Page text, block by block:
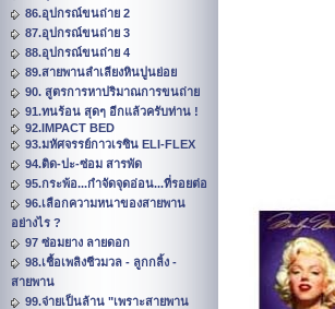
86.อุปกรณ์ขนถ่าย 2
87.อุปกรณ์ขนถ่าย 3
88.อุปกรณ์ขนถ่าย 4
89.สายพานลำเลียงหินปูนย่อย
90. สูตรการหาปริมาณการขนถ่าย
91.ทนร้อน สุดๆ อีกแล้วครับท่าน !
92.IMPACT BED
93.มหัศจรรย์กาวเรซิน ELI-FLEX
94.ติด-ปะ-ซ่อม สารพัด
95.กระพ้อ...กำจัดจุดอ่อน...ที่รอยต่อ
96.เลือกความหนาของสายพาน
อย่างไร ?
97 ซ่อมยาง ลายดอก
98.เชื้อเพลิงชีวมวล - ลูกกลิ้ง -
สายพาน
99.จ่ายเป็นล้าน "เพราะสายพาน